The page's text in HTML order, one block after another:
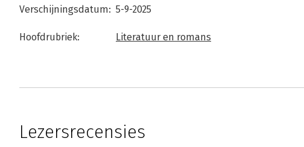
Verschijningsdatum: 5-9-2025
Hoofdrubriek: Literatuur en romans
Lezersrecensies